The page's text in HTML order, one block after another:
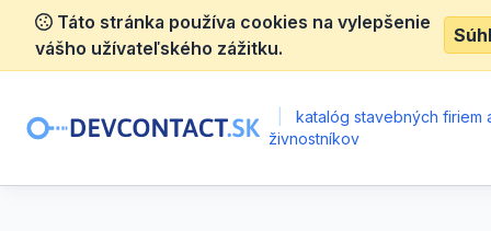
Táto stránka používa cookies na vylepšenie
vášho užívateľského zážitku.
katalóg stavebných firiem
živnostníkov